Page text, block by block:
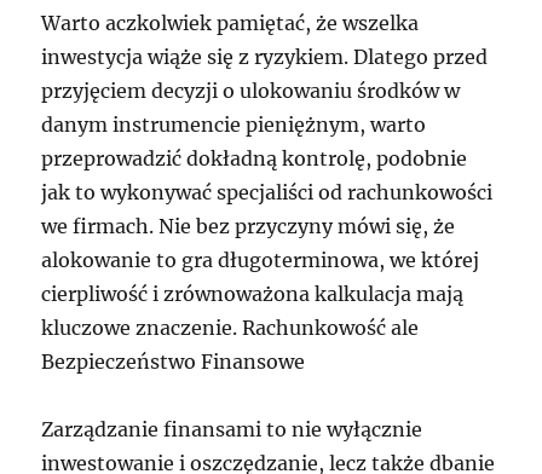
Warto aczkolwiek pamiętać, że wszelka
inwestycja wiąże się z ryzykiem. Dlatego przed
przyjęciem decyzji o ulokowaniu środków w
danym instrumencie pieniężnym, warto
przeprowadzić dokładną kontrolę, podobnie
jak to wykonywać specjaliści od rachunkowości
we firmach. Nie bez przyczyny mówi się, że
alokowanie to gra długoterminowa, we której
cierpliwość i zrównoważona kalkulacja mają
kluczowe znaczenie. Rachunkowość ale
Bezpieczeństwo Finansowe
Zarządzanie finansami to nie wyłącznie
inwestowanie i oszczędzanie, lecz także dbanie